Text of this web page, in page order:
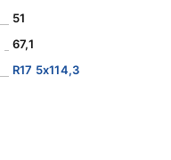
51
67,1
R17 5x114,3